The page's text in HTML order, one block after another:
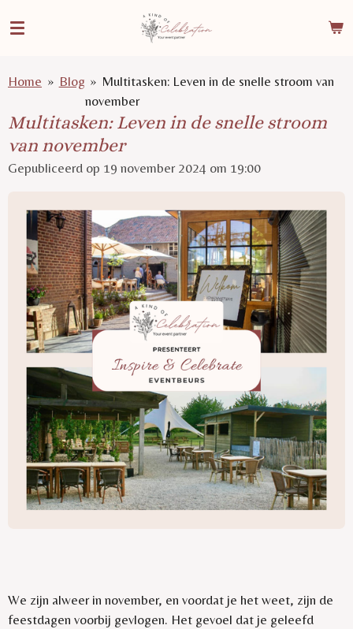
direct
de
hoofdinhoud
Home » Blog » Multitasken: Leven in de snelle stroom van
november
Multitasken: Leven in de snelle stroom
van november
Gepubliceerd op 19 november 2024 om 19:00
We zijn alweer in november, en voordat je het weet, zijn de
feestdagen voorbij gevlogen. Het gevoel dat je geleefd